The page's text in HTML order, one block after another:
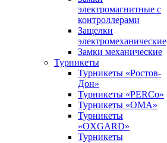
электромагнитные с
контроллерами
Защелки
электромеханические
Замки механические
Турникеты
Турникеты «Ростов-
Дон»
Турникеты «PERCo»
Турникеты «ОМА»
Турникеты
«OXGARD»
Турникеты